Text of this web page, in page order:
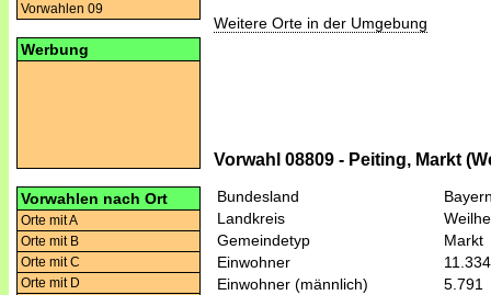
Vorwahlen 09
Werbung
Vorwahlen nach Ort
Orte mit A
Orte mit B
Orte mit C
Orte mit D
Weitere Orte in der Umgebung
Vorwahl 08809 - Peiting, Markt
Bundesland
Landkreis
Gemeindetyp
Markt
Einwohner
11.334
Einwohner (männlich)
5.791